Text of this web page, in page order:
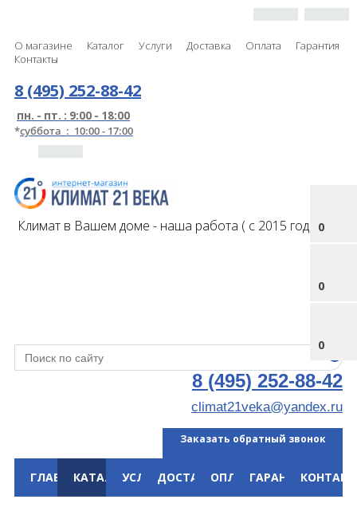
О магазине Каталог Услуги Доставка Оплата
Гарантия
Контакты
0
0
0
8 (495) 252-88-42
пн. - пт. : 9:00 - 18:00
*суббота : 10:00 - 17:00
Климат в Вашем доме - наша работа ( с 2015 года )
8 (495) 252-88-42
climat21veka@yandex.ru
Заказать обратный звонок
ГЛАВНАЯКАТАЛОГУСЛУГИДОСТАВКАОПЛАТАГАРАНТИЯ